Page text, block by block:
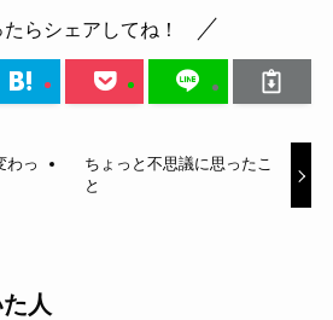
たらシェアしてね！
わっ
ちょっと不思議に思ったこ
と
人